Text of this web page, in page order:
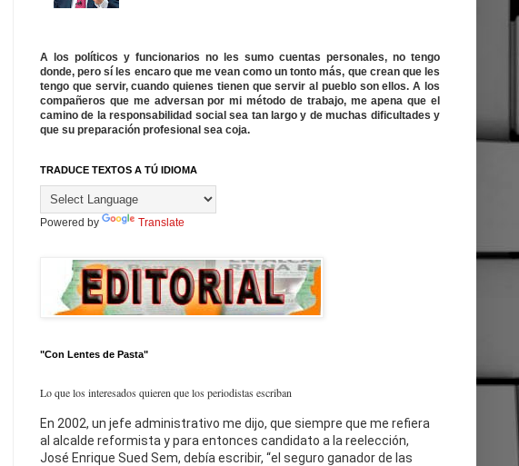
A los políticos y funcionarios no les sumo cuentas personales, no tengo
donde, pero sí les encaro que me vean como un tonto más, que crean que les
tengo que servir, cuando quienes tienen que servir al pueblo son ellos. A los
compañeros que me adversan por mi método de trabajo, me apena que el
camino de la responsabilidad social sea tan largo y de muchas dificultades y
que su preparación profesional sea coja.
TRADUCE TEXTOS A TÚ IDIOMA
Powered by Translate
"Con Lentes de Pasta"
Lo que los interesados quieren que los periodistas escriban
En 2002, un jefe administrativo me dijo, que siempre que me refiera
al alcalde reformista y para entonces candidato a la reelección,
José Enrique Sued Sem, debía escribir, “el seguro ganador de las